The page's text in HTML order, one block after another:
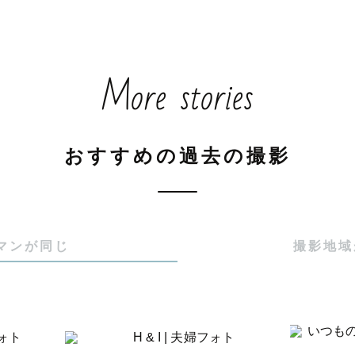
More stories
おすすめの過去の撮影
ンが同じ 撮影地